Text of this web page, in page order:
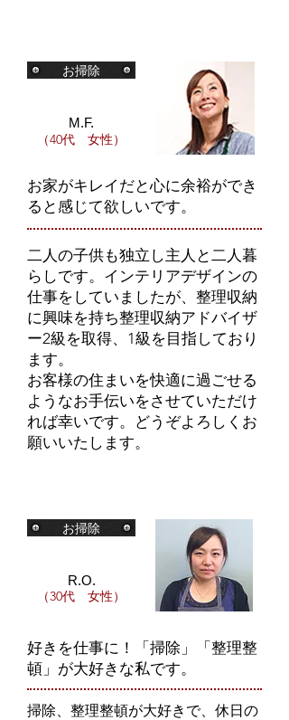
お掃除
M.F.
（40代 女性）
お家がキレイだと心に余裕ができ
ると感じて欲しいです。
二人の子供も独立し主人と二人暮
らしです。インテリアデザインの
仕事をしていましたが、整理収納
に興味を持ち整理収納アドバイザ
ー2級を取得、1級を目指しており
ます。
お客様の住まいを快適に過ごせる
ようなお手伝いをさせていただけ
れば幸いです。どうぞよろしくお
願いいたします。
お掃除
R.O.
（30代 女性）
好きを仕事に！「掃除」「整理整
頓」が大好きな私です。
掃除、整理整頓が大好きで、休日の